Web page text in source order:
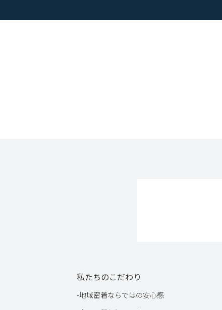
私たちのこだわり
-地域密着ならではの安心感